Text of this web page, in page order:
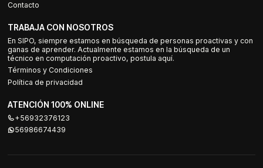
Contacto
TRABAJA CON NOSOTROS
En SIPO, siempre estamos en búsqueda de personas proactivas y con
ganas de aprender. Actualmente estamos en la búsqueda de un
técnico en computación proactivo, postula aquí.
Términos y Condiciones
Política de privacidad
ATENCIÓN 100% ONLINE
+56932376123
56986674439